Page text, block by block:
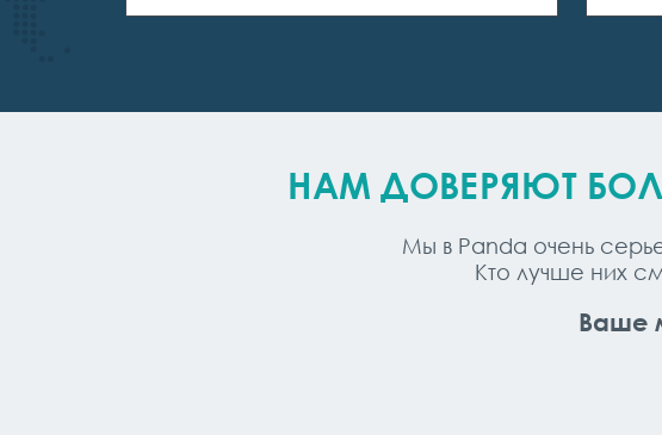
НАМ ДОВЕРЯЮТ
Мы в Panda очень
Кто лучше них
Ваше